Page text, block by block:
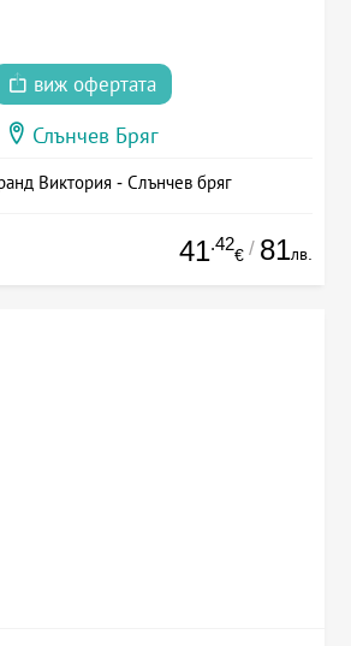
виж офертата
Слънчев Бряг
Виктория - Слънчев бряг
41.42
€ / 81лв.